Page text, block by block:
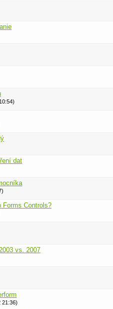
dat
Forms Controls?
vs. 2007
21:36)